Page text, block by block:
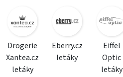
Drogerie
Xantea.cz
letáky
Eberry.cz
letáky
Eiffel
Optic
letáky